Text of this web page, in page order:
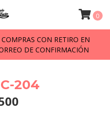
CON RETIRO EN
DE CONFIRMACIÓN
0
204